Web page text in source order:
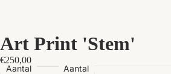
Art Print 'Stem'
€250,00
Aantal
Aantal